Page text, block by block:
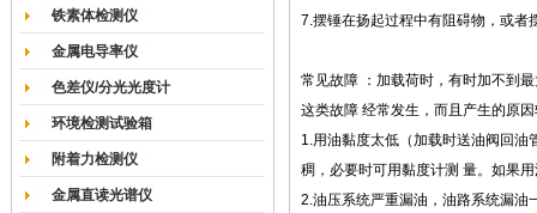
铁素体检测仪
金属电导率仪
色差仪/分光光度计
环境检测试验箱
附着力检测仪
金属直读光谱仪
7.摆锤在扬起过程中有阻碍物，或者
常见故障 ：加载荷时，有时加不到
这类故障 经常发生，而且产生的原
1.用油黏度太低（加载时送油阀回
稠，必要时可用黏度计测 量。如果
2.油压系统严重漏油，油路系统漏油